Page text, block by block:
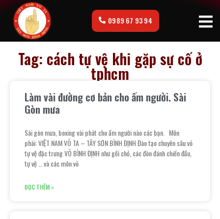
0989 67 93 94
Tag: cách tự vệ khi gặp sự cố ở
tphcm
Làm vài đường cơ bản cho ấm người. Sài
Gòn mưa
Sài gòn mưa, boxing vài phát cho ấm người nào các bạn. Môn
phái: VIỆT NAM VÕ TA – TÂY SƠN BÌNH ĐỊNH Đào tạo chuyên sâu võ
tự vệ đặc trưng VÕ BÌNH ĐỊNH như gối chỏ, các đòn đánh chiến đầu,
tự vệ … và các môn võ
ĐỌC THÊM »